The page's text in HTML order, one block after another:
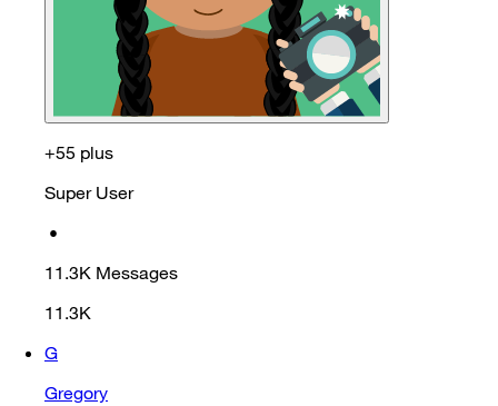
+55 plus
Super User
•
11.3K Messages
11.3K
G
Gregory